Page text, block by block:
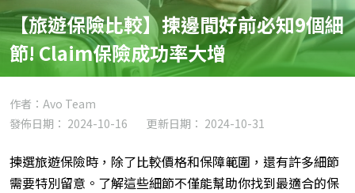
【旅遊保險比較】揀邊間好前必知9個細
節! Claim保險成功率大增
作者：Avo Team
發佈日期： 2024-10-16
更新日期： 2024-10-31
揀選旅遊保險時，除了比較價格和保障範圍，還有許多細節
需要特別留意。了解這些細節不僅能幫助你找到最適合的保